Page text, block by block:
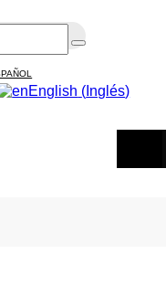
English ( Inglés)